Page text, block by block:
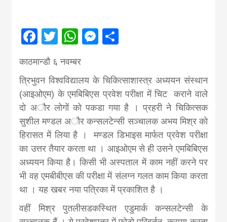
from
news,
khabar
Facebook
TwitterWhatsApp
Messenger
काठमान्डाै ६ नवम्बर
त्रिभुवन विश्वविद्यालय के चिकित्साशास्त्र अध्ययन संस्थान
(आइओएम) के एमबिबिएस प्रवेश परीक्षा में चिट कराने वाले
दाे अाैर लाेगाें काे पकडा गया है । प्रहरी ने चिकित्सक
सुशील मण्डल अाैर कन्सलटेन्सी सञ्चालक अभय मिश्र काे
हिरासत में लिया है । मण्डल डिभाइस मार्फत प्रवेश परीक्षा
का उत्तर तैयार करता था । आइओएम से ही उसने एमबिबिएस
अध्ययन किया है। किसी भी अस्पताल में काम नहीं करने पर
भी वह एमबीबीएस की परीक्षा मे‌ं स‌ंलग्न गलत काम किया करता
था । यह खबर नया पत्रिका में प्रकाशित है ।
वही‌ं मिश्र पुतलीसडकस्थित एडुमार्क कन्सलटेन्सी के